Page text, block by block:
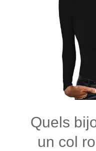
Quels
un col